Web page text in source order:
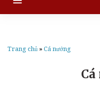
Trang chủ » Cá nướng